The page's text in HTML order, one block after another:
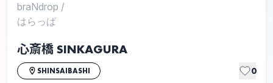
braNdrop /
はらっぱ
心斎橋 SINKAGURA
SHINSAIBASHI 0